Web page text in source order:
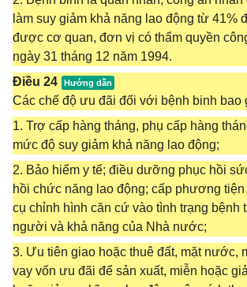
làm suy giảm khả năng lao động từ 41%
được cơ quan, đơn vị có thẩm quyền
ngày 31 tháng 12 năm 1994.
Điều 24
Các chế độ ưu đãi đối với bệnh binh bao
1. Trợ cấp hàng tháng, phụ cấp hàng
mức độ suy giảm khả năng lao động;
2. Bảo hiểm y tế; điều dưỡng phục hồi
hồi chức năng lao động; cấp phương
cụ chỉnh hình căn cứ vào tình trạng bệnh
người và khả năng của Nhà nước;
3. Ưu tiên giao hoặc thuê đất, mặt nước,
vay vốn ưu đãi để sản xuất, miễn hoặc